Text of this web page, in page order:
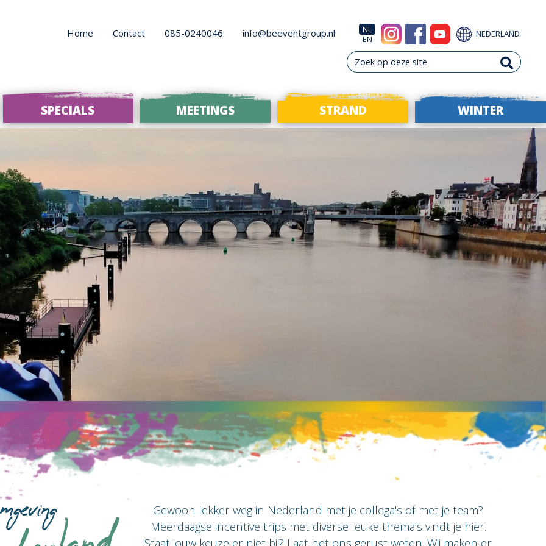
NEDERLAND
NL
EN
info@beeventgroup.nl
085-0240046
Contact
Home
SPECIALS MEETINGS STRAND WINTER
Gewoon lekker weg in Nederland met je collega's of met je team?
Meerdaagse incentive trips met diverse leuke thema's vindt je hier.
Staat jouw keuze er niet bij? Laat het ons gerust weten. Wij maken er